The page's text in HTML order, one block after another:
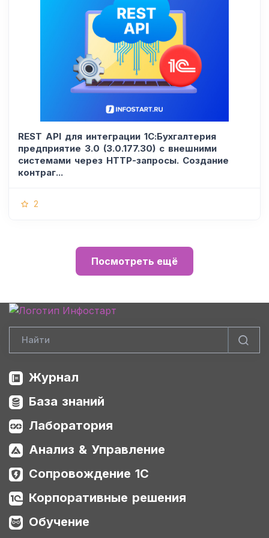
REST API для интеграции 1С:Бухгалтерия
предприятие 3.0 (3.0.177.30) с внешними
системами через HTTP-запросы. Создание
контраг...
2
Посмотреть ещё
Журнал
База знаний
Лаборатория
Анализ & Управление
Сопровождение 1С
Корпоративные решения
Обучение